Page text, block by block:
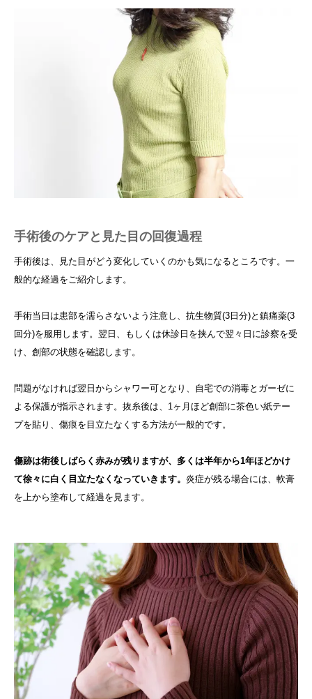
手術後のケアと見た目の回復過程
手術後は、見た目がどう変化していくのかも気になるところです。一
般的な経過をご紹介します。
手術当日は患部を濡らさないよう注意し、抗生物質(3日分)と鎮痛薬(3
回分)を服用します。翌日、もしくは休診日を挟んで翌々日に診察を受
け、創部の状態を確認します。
問題がなければ翌日からシャワー可となり、自宅での消毒とガーゼに
よる保護が指示されます。抜糸後は、1ヶ月ほど創部に茶色い紙テー
プを貼り、傷痕を目立たなくする方法が一般的です。
傷跡は術後しばらく赤みが残りますが、多くは半年から1年ほどかけ
て徐々に白く目立たなくなっていきます。 炎症が残る場合には、軟膏
を上から塗布して経過を見ます。